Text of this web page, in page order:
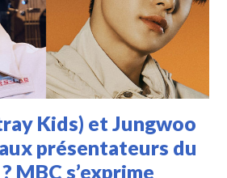
Kids) et Jungwoo
présentateurs du
MBC s’exprime